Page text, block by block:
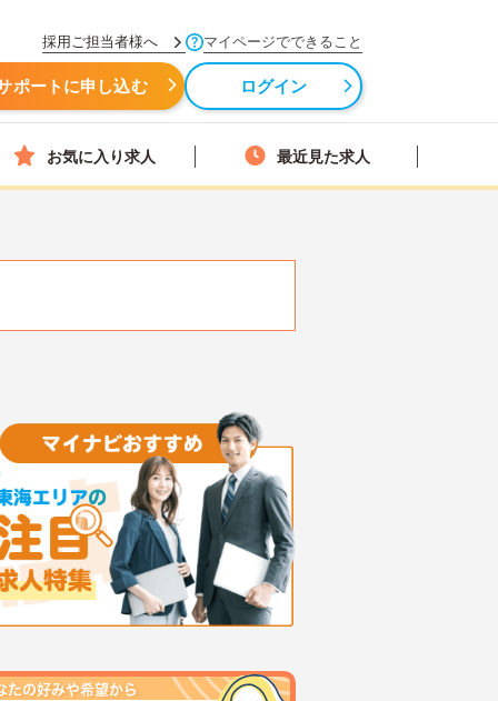
採用ご担当者様へ マイページでできること
ポートに申し込む ログイン
お気に入り求人 最近見た求人